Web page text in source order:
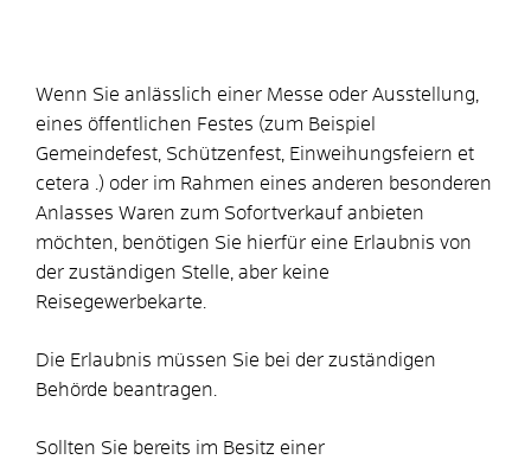
Wenn Sie anlässlich einer Messe oder Ausstellung,
eines öffentlichen Festes (zum Beispiel
Gemeindefest, Schützenfest, Einweihungsfeiern et
cetera .) oder im Rahmen eines anderen besonderen
Anlasses Waren zum Sofortverkauf anbieten
möchten, benötigen Sie hierfür eine Erlaubnis von
der zuständigen Stelle, aber keine
Reisegewerbekarte.
Die Erlaubnis müssen Sie bei der zuständigen
Behörde beantragen.
Sollten Sie bereits im Besitz einer